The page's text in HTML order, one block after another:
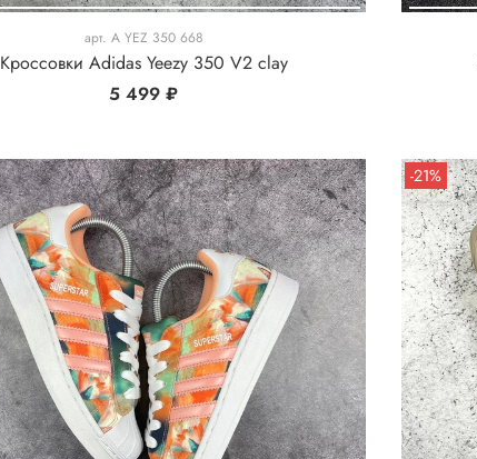
арт. A YEZ 350 668
Кроссовки Adidas Yeezy 350 V2 clay
5 499 ₽
-21%